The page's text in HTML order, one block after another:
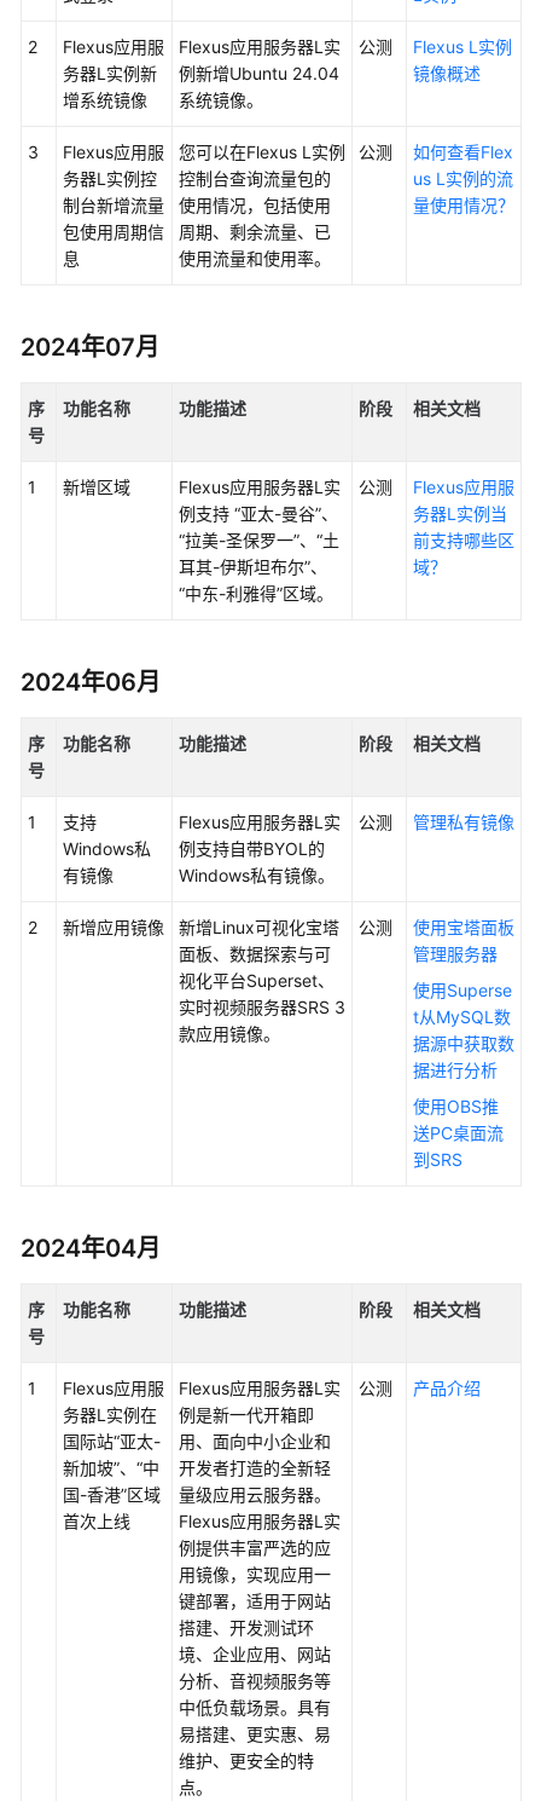
议
统
权
2
Flexus应用服
务器L实例新
增系统镜像
Flexus应用服务器L实
例新增Ubuntu 24.04
系统镜像。
公测
Flexus L实例
镜像概述
3
Flexus应用服
务器L实例控
制台新增流量
包使用周期信
息
您可以在Flexus L实例
控制台查询流量包的
使用情况，包括使用
周期、剩余流量、已
使用流量和使用率。
公测
如何查看Flex
us L实例的流
量使用情况？
2024年07月
序
号
功能名称 功能描述 阶段 相关文档
1 新增区域
Flexus应用服务器L实
例支持 “亚太-曼谷”、
“拉美-圣保罗一”、“土
耳其-伊斯坦布尔”、
“中东-利雅得”区域。
公测
Flexus应用服
务器L实例当
前支持哪些区
域？
2024年06月
序
号
功能名称 功能描述 阶段 相关文档
1
支持
Windows私
有镜像
Flexus应用服务器L实
例支持自带BYOL的
Windows私有镜像。
公测 管理私有镜像
2 新增应用镜像
新增Linux可视化宝塔
面板、数据探索与可
视化平台Superset、
实时视频服务器SRS 3
款应用镜像。
公测
使用宝塔面板
管理服务器
使用Superse
t从MySQL数
据源中获取数
据进行分析
使用OBS推
送PC桌面流
到SRS
2024年04月
序
号
功能名称 功能描述 阶段 相关文档
1
Flexus应用服
务器L实例在
国际站“亚太-
新加坡”、“中
国-香港”区域
首次上线
Flexus应用服务器L实
例是新一代开箱即
用、面向中小企业和
开发者打造的全新轻
量级应用云服务器。
Flexus应用服务器L实
例提供丰富严选的应
用镜像，实现应用一
键部署，适用于网站
搭建、开发测试环
境、企业应用、网站
分析、音视频服务等
中低负载场景。具有
易搭建、更实惠、易
维护、更安全的特
点。
公测 产品介绍